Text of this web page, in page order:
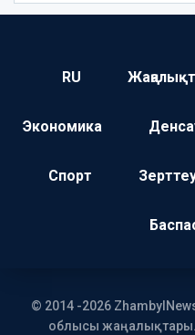
RU
Экономика
Спорт
© 2014 -2026
облысы